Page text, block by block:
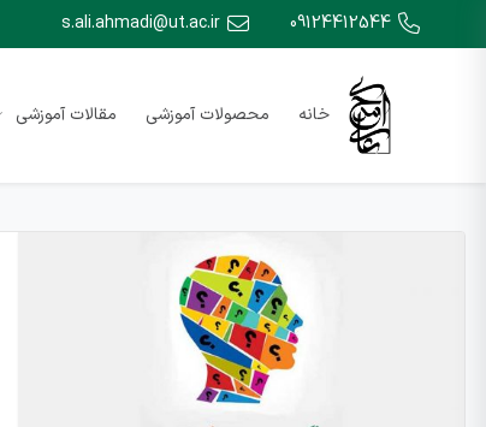
09124412544
s.ali.ahmadi@ut.ac.ir
خانه محصولات آموزشی مقالات آموزشی